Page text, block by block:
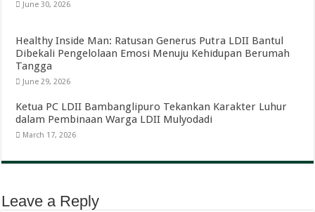
June 30, 2026
Healthy Inside Man: Ratusan Generus Putra LDII Bantul
Dibekali Pengelolaan Emosi Menuju Kehidupan Berumah
Tangga
June 29, 2026
Ketua PC LDII Bambanglipuro Tekankan Karakter Luhur
dalam Pembinaan Warga LDII Mulyodadi
March 17, 2026
Leave a Reply